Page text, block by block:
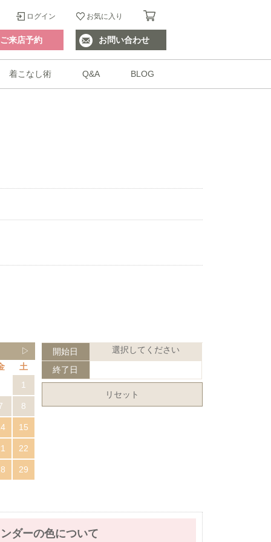
ログイン お気に入り
ご来店予約 お問い合わせ
着こなし術 Q&A BLOG
▷
土
1
8
15
22
29
開始日 選択してください
終了日
リセット
ダーの色について